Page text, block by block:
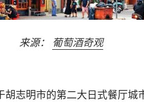
来源： 葡萄酒奇观
志明市的第二大日式餐厅